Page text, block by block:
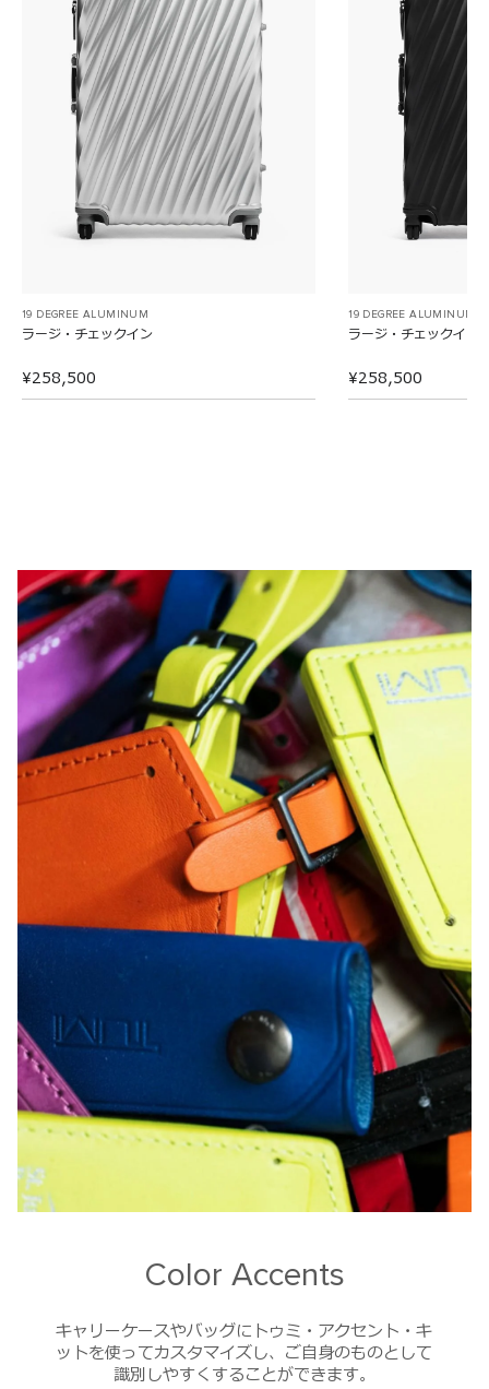
19 DEGREE ALUMINUM
ラージ・チェックイン
¥258,500
19 DEGREE ALUMINUM
ラージ・チェックイン
¥258,500
Color Accents
キャリーケースやバッグにトゥミ・アクセント・キ
ットを使ってカスタマイズし、ご自身のものとして
識別しやすくすることができます。